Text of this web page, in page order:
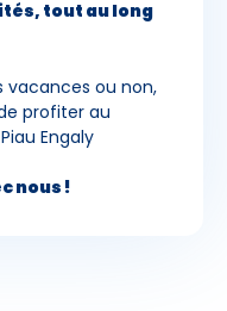
tout au long
vacances ou non,
profiter au
Engaly
nous !